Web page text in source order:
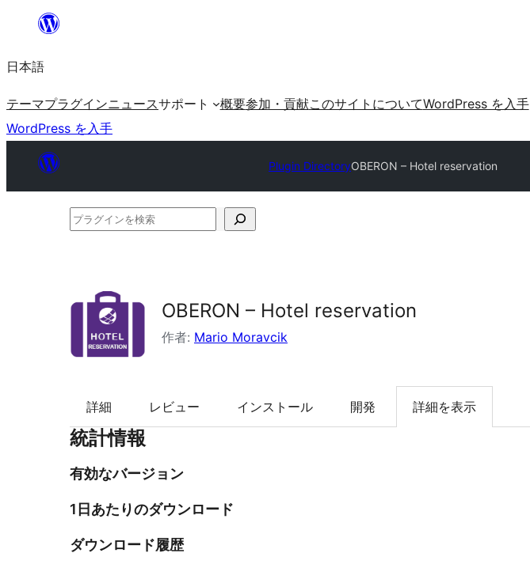
を
ッ
日本語
テーマプラグインニュースサポート 概要参加・貢献このサイトについてWordPress を入手
WordPress を入手
Plugin DirectoryOBERON – Hotel reservation
プ
検
OBERON – Hotel reservation
作者: Mario Moravcik
詳細 レビュー インストール 開発 詳細を表示
統計情報
有効なバージョン
1日あたりのダウンロード
ダウンロード履歴